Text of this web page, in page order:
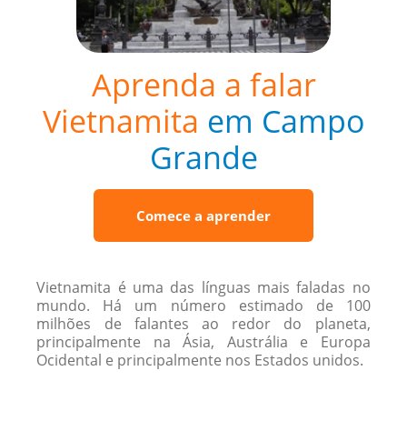
Aprenda a falar
Vietnamita em Campo
Grande
Comece a aprender
Vietnamita é uma das línguas mais faladas no
mundo. Há um número estimado de 100
milhões de falantes ao redor do planeta,
principalmente na Ásia, Austrália e Europa
Ocidental e principalmente nos Estados unidos.